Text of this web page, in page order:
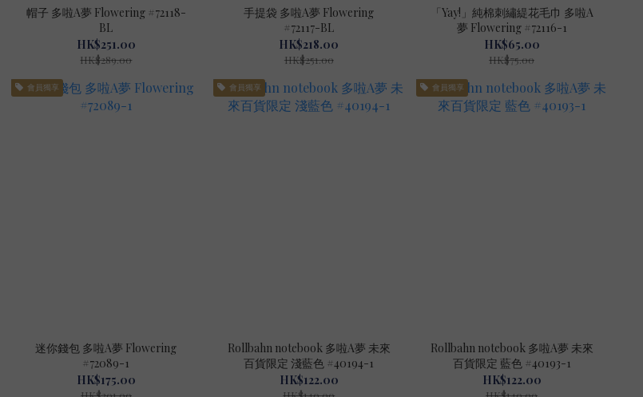
帽子 多啦A夢 Flowering #72118-
BL
HK$251.00
HK$289.00
手提袋 多啦A夢 Flowering
#72117-BL
HK$218.00
HK$251.00
「Yay!」純棉刺繡緹花毛巾 多啦A
夢 Flowering #72116-1
HK$65.00
HK$75.00
會員獨享
迷你錢包 多啦A夢 Flowering
#72089-1
HK$175.00
會員獨享
Rollbahn notebook 多啦A夢 未來
百貨限定 淺藍色 #40194-1
HK$122.00
會員獨享
Rollbahn notebook 多啦A夢 未來
百貨限定 藍色 #40193-1
HK$122.00